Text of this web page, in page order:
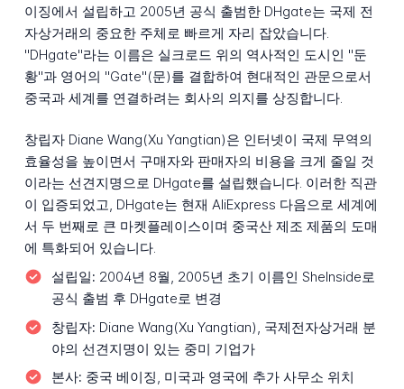
이징에서 설립하고 2005년 공식 출범한 DHgate는 국제 전
자상거래의 중요한 주체로 빠르게 자리 잡았습니다.
"DHgate"라는 이름은 실크로드 위의 역사적인 도시인 "둔
황"과 영어의 "Gate"(문)를 결합하여 현대적인 관문으로서
중국과 세계를 연결하려는 회사의 의지를 상징합니다.
창립자 Diane Wang(Xu Yangtian)은 인터넷이 국제 무역의
효율성을 높이면서 구매자와 판매자의 비용을 크게 줄일 것
이라는 선견지명으로 DHgate를 설립했습니다. 이러한 직관
이 입증되었고, DHgate는 현재 AliExpress 다음으로 세계에
서 두 번째로 큰 마켓플레이스이며 중국산 제조 제품의 도매
에 특화되어 있습니다.
설립일: 2004년 8월, 2005년 초기 이름인 SheInside로
공식 출범 후 DHgate로 변경
창립자: Diane Wang(Xu Yangtian), 국제전자상거래 분
야의 선견지명이 있는 중미 기업가
본사: 중국 베이징, 미국과 영국에 추가 사무소 위치